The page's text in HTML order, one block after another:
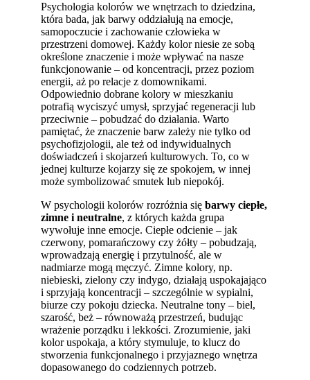
Psychologia kolorów we wnętrzach to dziedzina,
która bada, jak barwy oddziałują na emocje,
samopoczucie i zachowanie człowieka w
przestrzeni domowej. Każdy kolor niesie ze sobą
określone znaczenie i może wpływać na nasze
funkcjonowanie – od koncentracji, przez poziom
energii, aż po relacje z domownikami.
Odpowiednio dobrane kolory w mieszkaniu
potrafią wyciszyć umysł, sprzyjać regeneracji lub
przeciwnie – pobudzać do działania. Warto
pamiętać, że znaczenie barw zależy nie tylko od
psychofizjologii, ale też od indywidualnych
doświadczeń i skojarzeń kulturowych. To, co w
jednej kulturze kojarzy się ze spokojem, w innej
może symbolizować smutek lub niepokój.
W psychologii kolorów rozróżnia siębarwy ciepłe,
zimne i neutralne, z których każda grupa
wywołuje inne emocje. Ciepłe odcienie – jak
czerwony, pomarańczowy czy żółty – pobudzają,
wprowadzają energię i przytulność, ale w
nadmiarze mogą męczyć. Zimne kolory, np.
niebieski, zielony czy indygo, działają uspokajająco
i sprzyjają koncentracji – szczególnie w sypialni,
biurze czy pokoju dziecka. Neutralne tony – biel,
szarość, beż – równoważą przestrzeń, budując
wrażenie porządku i lekkości. Zrozumienie, jaki
kolor uspokaja, a który stymuluje, to klucz do
stworzenia funkcjonalnego i przyjaznego wnętrza
dopasowanego do codziennych potrzeb.